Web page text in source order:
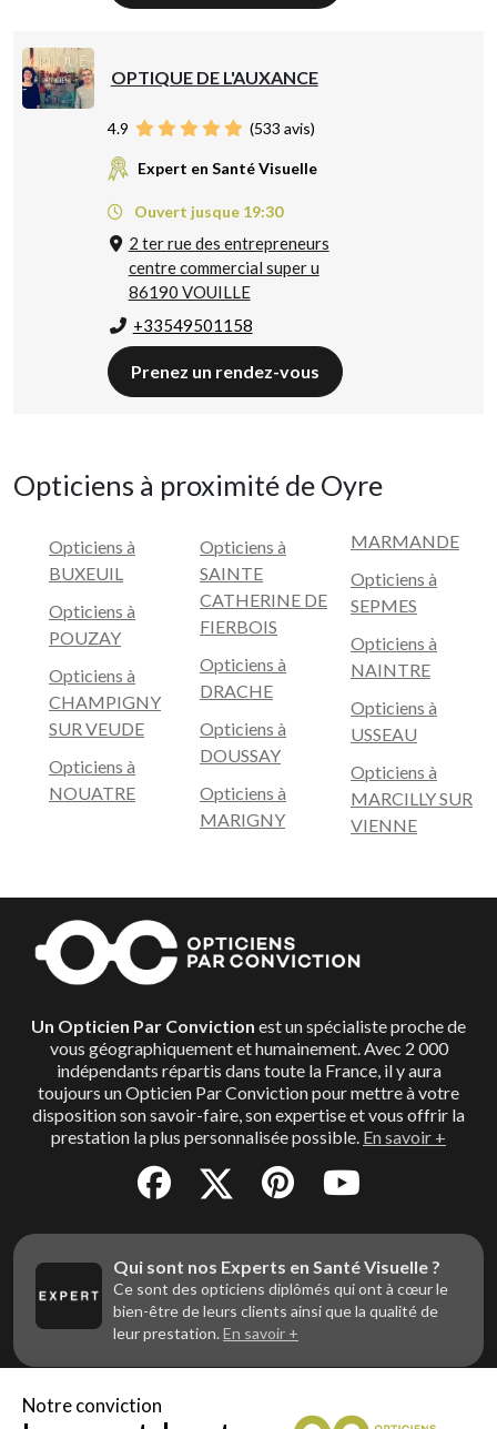
OPTIQUE DE L'AUXANCE
4.9 (533 avis)
Expert en Santé Visuelle
Ouvert jusque 19:30
2 ter rue des entrepreneurs
centre commercial super u
86190 VOUILLE
+33549501158
Prenez un rendez-vous
Opticiens à proximité de Oyre
Opticiens à
BUXEUIL
Opticiens à
POUZAY
Opticiens à
CHAMPIGNY
SUR VEUDE
Opticiens à
NOUATRE
Opticiens à
SAINTE
CATHERINE DE
FIERBOIS
Opticiens à
DRACHE
Opticiens à
DOUSSAY
Opticiens à
MARIGNY
MARMANDE
Opticiens à
SEPMES
Opticiens à
NAINTRE
Opticiens à
USSEAU
Opticiens à
MARCILLY SUR
VIENNE
Un Opticien Par Conviction est un spécialiste proche de
vous géographiquement et humainement. Avec 2 000
indépendants répartis dans toute la France, il y aura
toujours un Opticien Par Conviction pour mettre à votre
disposition son savoir-faire, son expertise et vous offrir la
prestation la plus personnalisée possible. En savoir +
Qui sont nos Experts en Santé Visuelle ?
Ce sont des opticiens diplômés qui ont à cœur le
bien-être de leurs clients ainsi que la qualité de
leur prestation. En savoir +
Notre conviction